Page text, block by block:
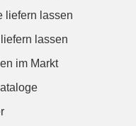
liefern lassen
lassen
im Markt